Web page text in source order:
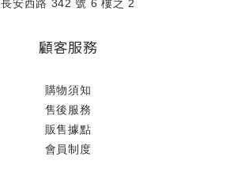
長安西路 342 號 6 樓之 2
顧客服務
購物須知
售後服務
販售據點
會員制度